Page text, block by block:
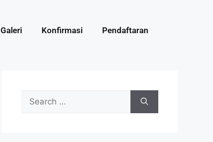
Galeri Konfirmasi Pendaftaran